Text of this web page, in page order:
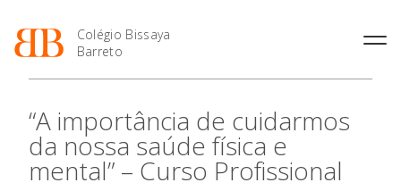
Colégio Bissaya
Barreto
Projeto Educativo
Organização
Colaboradores Docentes
Enriquecimento Curricular
Oferta Curricular
Atividades Extracurriculares
Profissionais
Matrículas
Horários e Manuais
2027
Calendários
Portal do Professor
“A importância de cuidarmos
da nossa saúde física e
mental” – Curso Profissional